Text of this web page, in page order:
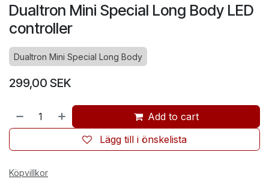
Dualtron Mini Special Long Body LED
controller
Dualtron Mini Special Long Body
299,00 SEK
Add to cart
Lägg till i önskelista
Köpvillkor